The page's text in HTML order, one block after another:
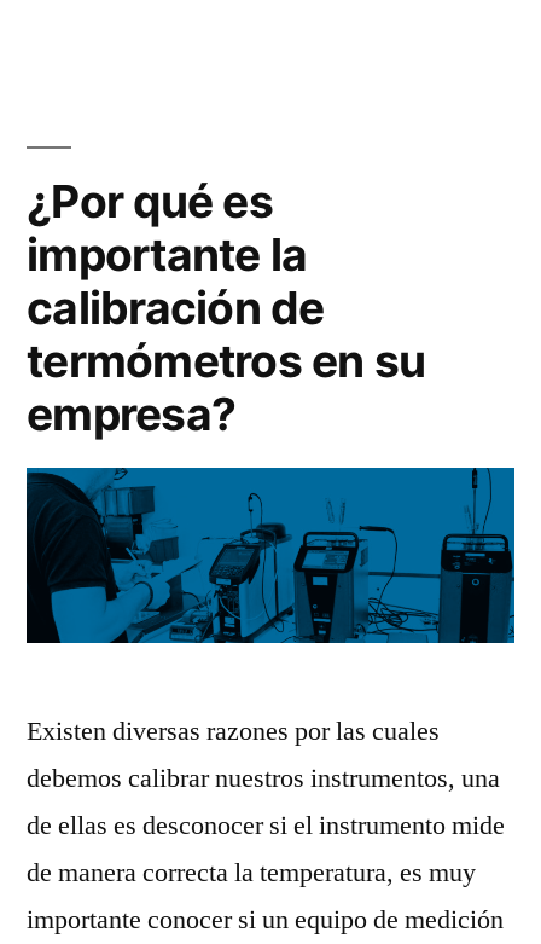
usar?
¿Por qué es
importante la
calibración de
termómetros en su
empresa?
Existen diversas razones por las cuales
debemos calibrar nuestros instrumentos, una
de ellas es desconocer si el instrumento mide
de manera correcta la temperatura, es muy
importante conocer si un equipo de medición